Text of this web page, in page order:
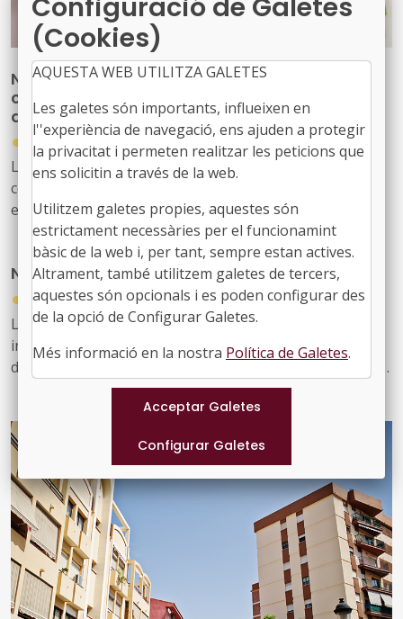
Nova publicació per reforçar les
competències del personal tècnic municipal
d’educació
●
31/07/2026
La Diputació de Barcelona ha editat la publicació ‘Marc
competencial del perfil tècnic municipal d’educació’, una
eina que defineix, ordena i enforteix el nou rol del
personal tècnic d’educació i el seu lideratge en el
desenvolupament i la gestió de les polítiques educatives
locals
Nou butlletí digital de l’FMC, el 934
●
31/07/2026
Les notícies sobre l'activitat de l'FMC, les recents
informacions d'interès per als governs locals, les
disposicions jurídiques noves i diversos actes d'agenda
us arriben amb aquest exemplar, el 934. També inclou
les notícies recents sobre fons europeus
Configuració de Galetes
(Cookies)
AQUESTA WEB UTILITZA GALETES
Les galetes són importants, influeixen en
l''experiència de navegació, ens ajuden a protegir
la privacitat i permeten realitzar les peticions que
ens solicitin a través de la web.
Utilitzem galetes propies, aquestes són
estrictament necessàries per el funcionamint
bàsic de la web i, per tant, sempre estan actives.
Altrament, també utilitzem galetes de tercers,
aquestes són opcionals i es poden configurar des
de la opció de Configurar Galetes.
Més informació en la nostra Política de Galetes.